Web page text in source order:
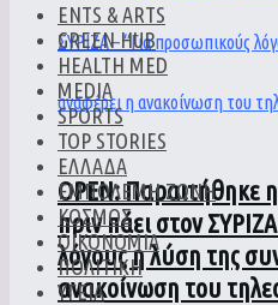
ΟPEN: Παραιτήθηκε
πριν πάει στον
λόγους η λύση της
ανακοίνωση του
ENTS & ARTS
GREEN HUB
HEALTH MED
MEDIA
SPORTS
TOP STORIES
ΕΛΛΑΔΑ
ΕΜΠΟΛΕΜΗ ΖΩΝΗ
ΚΟΣΜΟΣ
ΟΙΚΟΝΟΜΙΑ
ΠΟΛΙΤΙΚΗ
ΥΓΕΙΑ